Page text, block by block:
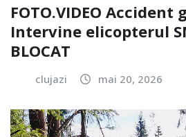
FOTO.VIDEO Accident
Intervine elicopterul
BLOCAT
clujazi mai 20, 2026